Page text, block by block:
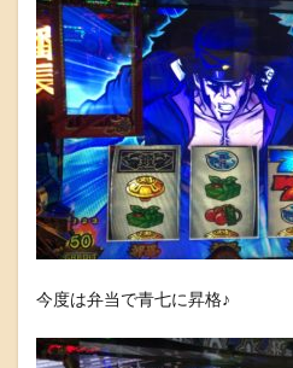
今度は弁当で青七に昇格♪